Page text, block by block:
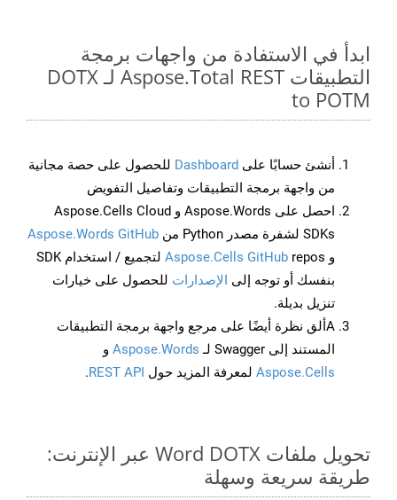
ابدأ في الاستفادة من واجهات برمجة
التطبيقات Aspose.Total REST لـ DOTX
to POTM
أنشئ حسابًا على Dashboard للحصول على حصة مجانية
من واجهة برمجة التطبيقات وتفاصيل التفويض
احصل على Aspose.Words و Aspose.Cells Cloud
SDKs لشفرة مصدر Python من
Aspose.Words GitHub
و
Aspose.Cells GitHub
repos لتجميع / استخدام SDK
بنفسك أو توجه إلى الإصدارات للحصول على خيارات
تنزيل بديلة.
Aألق نظرة أيضًا على مرجع واجهة برمجة التطبيقات
المستند إلى Swagger لـ
Aspose.Words و
Aspose.Cells لمعرفة المزيد حول REST API
.
تحويل ملفات Word DOTX عبر الإنترنت:
طريقة سريعة وسهلة